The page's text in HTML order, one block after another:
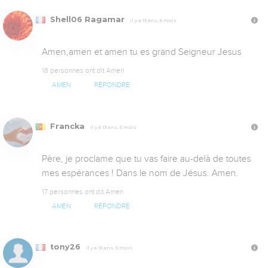
Shell06 Ragamar Il y a 13 ans, 5 mois
Amen,amen et amen tu es grand Seigneur Jesus
18 personnes ont dit Amen
AMEN RÉPONDRE
Francka Il y a 13 ans, 5 mois
Père, je proclame que tu vas faire au-delà de toutes
mes espérances ! Dans le nom de Jésus. Amen.
17 personnes ont dit Amen
AMEN RÉPONDRE
tony26 Il y a 13 ans, 5 mois